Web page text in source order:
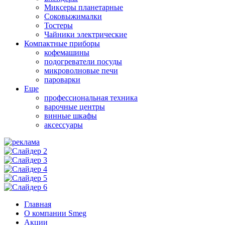
Миксеры планетарные
Соковыжималки
Тостеры
Чайники электрические
Компактные приборы
кофемашины
подогреватели посуды
микроволновые печи
пароварки
Еще
профессиональная техника
варочные центры
винные шкафы
аксессуары
Главная
О компании Smeg
Акции